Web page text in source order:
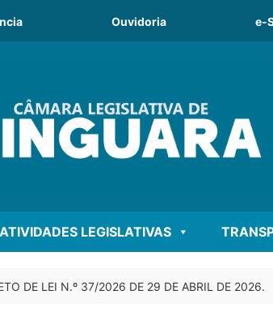
Ouvidoria e-
ATIVIDADES LEGISLATIVAS
DE LEI N.º 37/2026 DE 29 DE ABRIL DE 2026.